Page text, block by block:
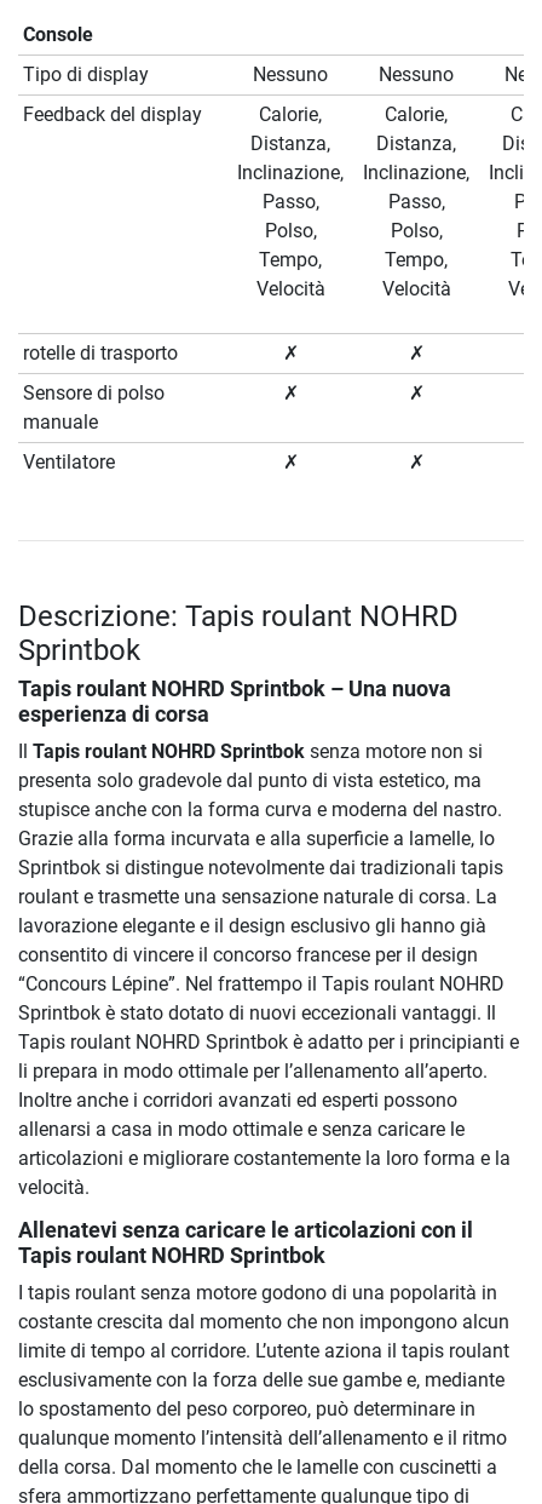
Console
Tipo di display
Nessuno Nessuno
Feedback del display
Calorie,
Distanza,
Inclinazione,
Passo,
Polso,
Tempo,
Velocità
Calorie,
Distanza,
Inclinazione,
Passo,
Polso,
Tempo,
Velocità
rotelle di trasporto ✗ ✗
Sensore di polso
manuale
✗ ✗
Ventilatore ✗ ✗
Descrizione: Tapis roulant NOHRD
Sprintbok
Tapis roulant NOHRD Sprintbok – Una nuova
esperienza di corsa
Tapis roulant NOHRD Sprintbok senza motore non si
presenta solo gradevole dal punto di vista estetico, ma
stupisce anche con la forma curva e moderna del nastro.
Grazie alla forma incurvata e alla superficie a lamelle, lo
Sprintbok si distingue notevolmente dai tradizionali tapis
roulant e trasmette una sensazione naturale di corsa. La
lavorazione elegante e il design esclusivo gli hanno già
consentito di vincere il concorso francese per il design
“Concours Lépine”. Nel frattempo il Tapis roulant NOHRD
Sprintbok è stato dotato di nuovi eccezionali vantaggi. Il
Tapis roulant NOHRD Sprintbok è adatto per i principianti e
li prepara in modo ottimale per l’allenamento all’aperto.
Inoltre anche i corridori avanzati ed esperti possono
allenarsi a casa in modo ottimale e senza caricare le
articolazioni e migliorare costantemente la loro forma e la
velocità.
Allenatevi senza caricare le articolazioni con il
Tapis roulant NOHRD Sprintbok
I tapis roulant senza motore godono di una popolarità in
costante crescita dal momento che non impongono alcun
limite di tempo al corridore. L’utente aziona il tapis roulant
esclusivamente con la forza delle sue gambe e, mediante
lo spostamento del peso corporeo, può determinare in
qualunque momento l’intensità dell’allenamento e il ritmo
della corsa. Dal momento che le lamelle con cuscinetti a
sfera ammortizzano perfettamente qualunque tipo di